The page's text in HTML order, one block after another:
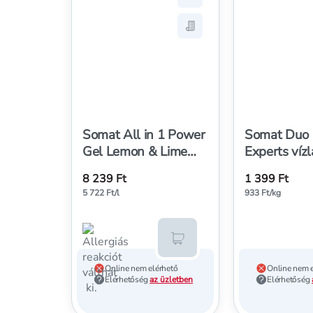
Somat All in 1 Power
Gel Lemon & Lime
gél 80 mosogatás 2 x
720 ml - 1440 ml
Mentés a bevásárló
8 239 Ft
5 722 Ft/l
Online nem elérhető
Elérhetőségaz üzletben
Kosárba teszem
Somat
Experts
1,5 kg
1 399 Ft
933 Ft/kg
Online nem
Elérhetőség